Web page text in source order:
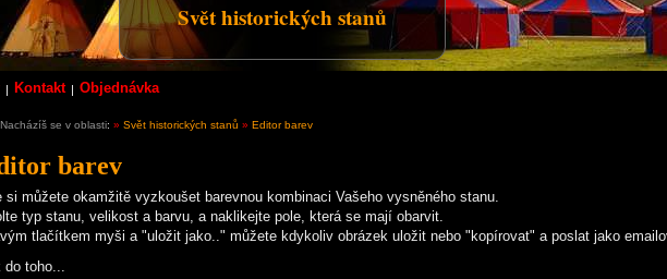
Svět historických stanů
Kontakt Objednávka
Nacházíš se v oblasti: » Svět historických stanů » Editor barev
barev
si můžete okamžitě vyzkoušet barevnou kombinaci Vašeho vysněného stanu.
typ stanu, velikost a barvu, a naklikejte pole, která se mají obarvit.
tlačítkem myši a "uložit jako.." můžete kdykoliv obrázek uložit nebo "kopírovat" a poslat jako
do toho...